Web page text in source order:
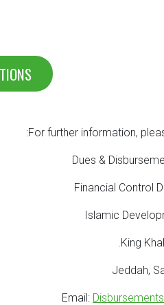
For further information,
Dues &
Financial Control
Islamic
Jeddah,
Email: